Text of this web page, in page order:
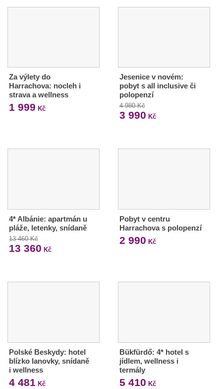
Za výlety do
Harrachova: nocleh i
strava a wellness
1 999 Kč
Jesenice v novém:
pobyt s all inclusive či
polopenzí
4 980 Kč
3 990 Kč
4* Albánie: apartmán u
pláže, letenky, snídaně
13 460 Kč
13 360 Kč
Pobyt v centru
Harrachova s polopenzí
2 990 Kč
Polské Beskydy: hotel
blízko lanovky, snídaně
i wellness
4 481 Kč
Bükfürdő: 4* hotel s
jídlem, wellness i
termály
5 410 Kč